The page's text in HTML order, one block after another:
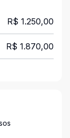
R$ 1.250,00
R$ 1.870,00